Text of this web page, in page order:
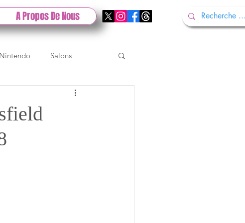
A Propos De Nous
Nintendo Salons
Gamescom